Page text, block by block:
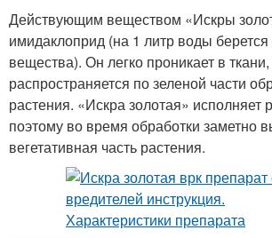
Действующим веществом «Искры
имидаклоприд (на 1 литр воды
вещества). Он легко проникает в
распространяется по зеленой части
растения. «Искра золотая» исполняет
поэтому во время обработки заметно
вегетативная часть растения.